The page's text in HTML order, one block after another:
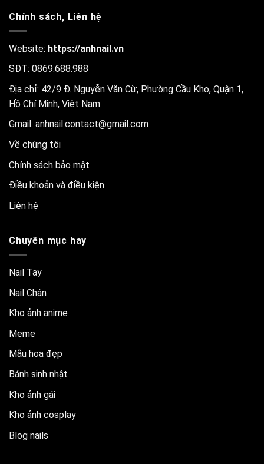
Chính sách, Liên hệ
Website: https://anhnail.vn
SĐT: 0869.688.988
Địa chỉ: 42/9 Đ. Nguyễn Văn Cừ, Phường Cầu Kho, Quận 1,
Hồ Chí Minh, Việt Nam
Gmail: anhnail.contact@gmail.com
Về chúng tôi
Chính sách bảo mật
Điều khoản và điều kiện
Liên hệ
Chuyên mục hay
Nail Tay
Nail Chân
Kho ảnh anime
Meme
Mẫu hoa đẹp
Bánh sinh nhật
Kho ảnh gái
Kho ảnh cosplay
Blog nails